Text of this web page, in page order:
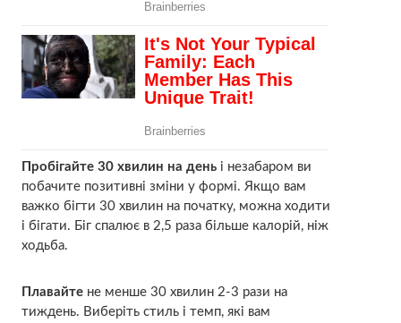
Пробігайте 30 хвилин на деньі незабаром ви
побачите позитивні зміни у формі. Якщо вам
важко бігти 30 хвилин на початку, можна ходити
і бігати. Біг спалює в 2,5 раза більше калорій, ніж
ходьба.
Плавайтене менше 30 хвилин 2-3 рази на
тиждень. Виберіть стиль і темп, які вам